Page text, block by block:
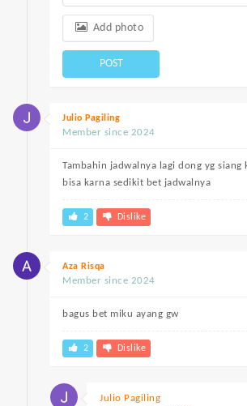
Add photo
POST
Julio Pagiling
Member since 2024
Tambahin jadwalnya lagi dong yg siang
bisa karna sedikit bet jadwalnya
2 Dislike
Aza Risqa
Member since 2024
bagus bet miku ayang gw
2 Dislike
Julio Pagiling